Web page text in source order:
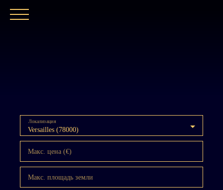
Versailles (78000)
Локализация
Макс. цена (€)
Макс. площадь земли